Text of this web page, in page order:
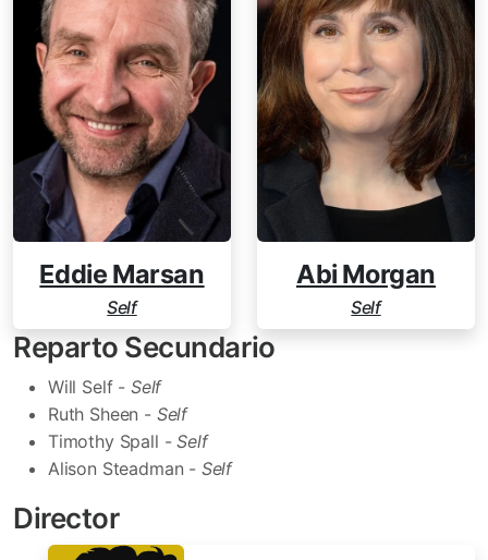
Eddie Marsan
Self
Abi Morgan
Self
Reparto Secundario
Will Self - Self
Ruth Sheen - Self
Timothy Spall -Self
Alison Steadman - Self
Director